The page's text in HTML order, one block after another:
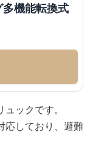
機能転換式
ックです。
応しており、避難